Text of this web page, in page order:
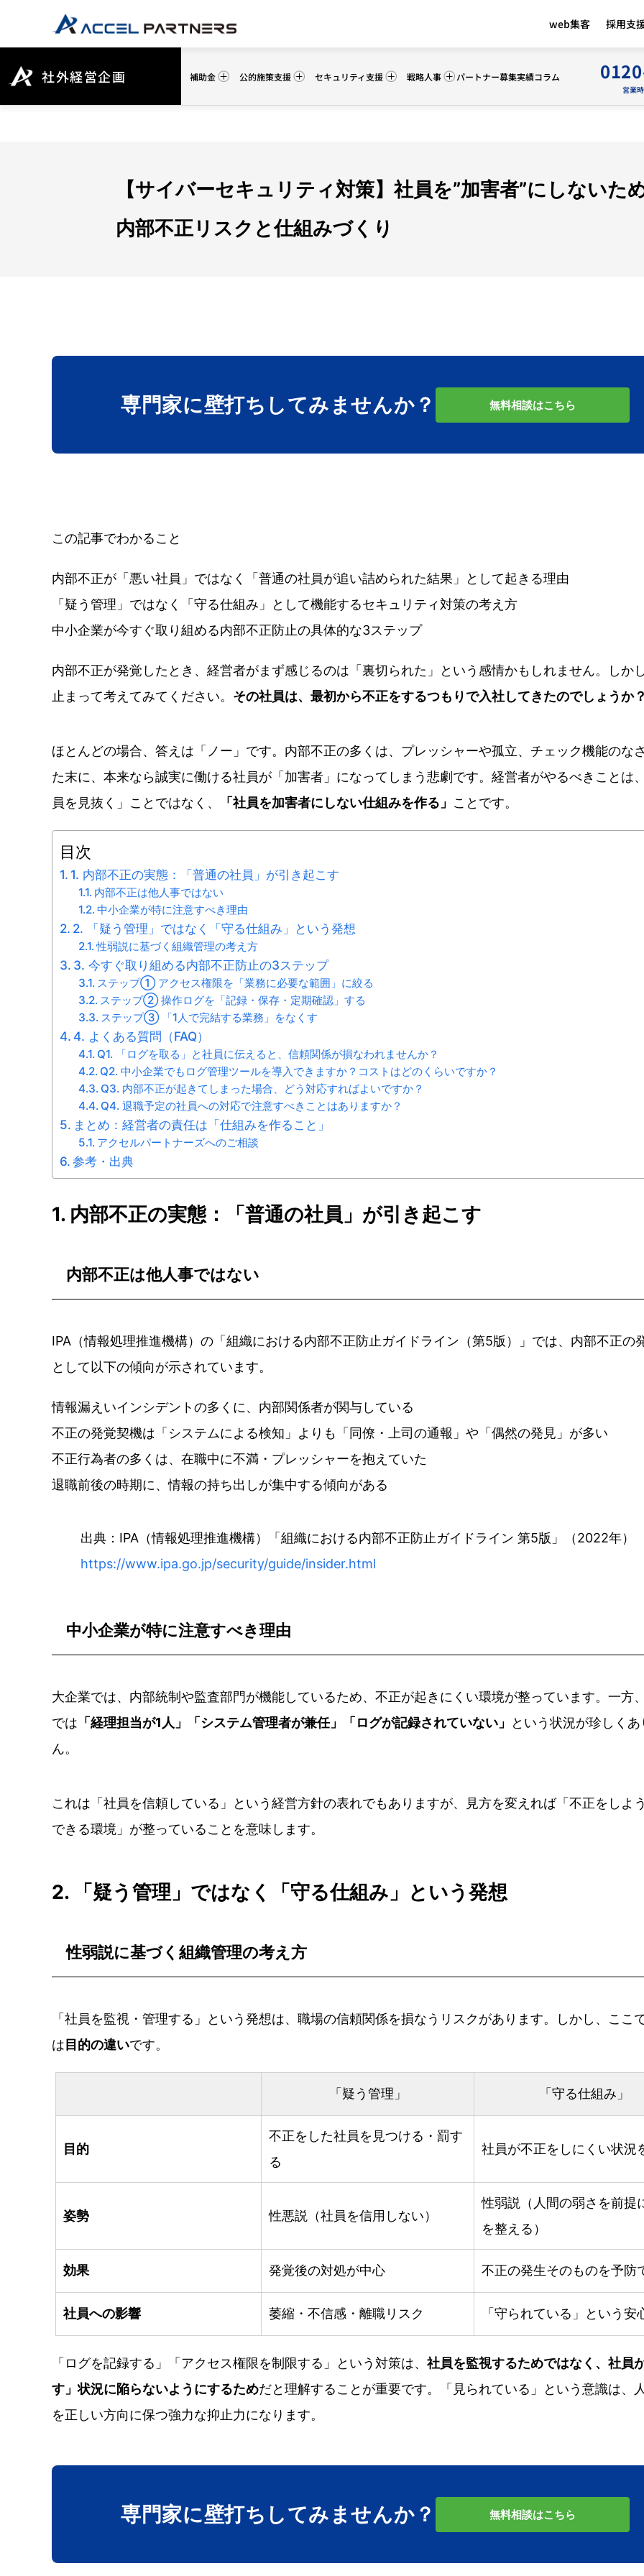
web集客 採用支
社外経営企画 補助金 公的施策支援 セキュリティ支援 戦略人事 パートナー募集実績コラム
営業
【サイバーセキュリティ対策】社員を”加害者”にしないた
内部不正リスクと仕組みづくり
専門家に壁打ち してみませんか？ 無料相談はこちら
この記事でわかること
内部不正が「悪い社員」ではなく「普通の社員が追い詰められた結果」として起きる理由
「疑う管理」ではなく「守る仕組み」として機能するセキュリティ対策の考え方
中小企業が今すぐ取り組める内部不正防止の具体的な3ステップ
内部不正が発覚したとき、経営者がまず感じるのは「裏切られた」という感情かもしれません。しか
止まって考えてみてください。 その社員は、最初から不正をするつもりで入社してきたのでしょうか
ほとんどの場合、答えは「ノー」です。内部不正の多くは、プレッシャーや孤立、チェック機能のな
た末に、本来なら誠実に働ける社員が「加害者」になってしまう悲劇です。経営者がやるべきことは
員を見抜く」ことではなく、
「社員を加害者にしない仕組みを作る」 ことです。
目次
1. 内部不正の実態：「普通の社員」が引き起こす
内部不正は他人事ではない
中小企業が特に注意すべき理由
2. 「疑う管理」ではなく「守る仕組み」という発想
性弱説に基づく組織管理の考え方
3. 今すぐ取り組める内部不正防止の3ステップ
ステップ① アクセス権限を「業務に必要な範囲」に絞る
ステップ② 操作ログを「記録・保存・定期確認」する
ステップ③ 「1人で完結する業務」をなくす
4. よくある質問（FAQ）
Q1. 「ログを取る」と社員に伝えると、信頼関係が損なわれませんか？
Q2. 中小企業でもログ管理ツールを導入できますか？コストはどのくらいですか？
Q3. 内部不正が起きてしまった場合、どう対応すればよいですか？
Q4. 退職予定の社員への対応で注意すべきことはありますか？
まとめ：経営者の責任は「仕組みを作ること」
アクセルパートナーズへのご相談
参考・出典
1. 内部不正の実態：「普通の社員」が引き起こす
内部不正は他人事ではない
IPA（情報処理推進機構）の「組織における内部不正防止ガイドライン（第5版）」では、内部不正の
として以下の傾向が示されています。
情報漏えいインシデントの多くに、内部関係者が関与している
不正の発覚契機は「システムによる検知」よりも「同僚・上司の通報」や「偶然の発見」が多い
不正行為者の多くは、在職中に不満・プレッシャーを抱えていた
退職前後の時期に、情報の持ち出しが集中する傾向がある
出典：IPA（情報処理推進機構）「組織における内部不正防止ガイドライン 第5版」（2022年）
https://www.ipa.go.jp/security/guide/insider.html
中小企業が特に注意すべき理由
大企業では、内部統制や監査部門が機能しているため、不正が起きにくい環境が整っています。一方
では 「経理担当が1人」「システム管理者が兼任」「ログが記録されていない」
という状況が珍しく
ん。
これは「社員を信頼している」という経営方針の表れでもありますが、見方を変えれば「不正をしよ
できる環境」が整っていることを意味します。
2. 「疑う管理」ではなく「守る仕組み」という発想
性弱説に基づく組織管理の考え方
「社員を監視・管理する」という発想は、職場の信頼関係を損なうリスクがあります。しかし、ここ
は 目的の違いです。
「疑う管理」 「守る仕組み」
目的
不正をした社員を見つける・罰す
る
社員が不正をしにくい状況
姿勢 性悪説（社員を信用しない）
性弱説（人間の弱さを前提
を整える）
効果 発覚後の対処が中心 不正の発生そのものを予防
社員への影響 萎縮・不信感・離職リスク 「守られている」という安
「ログを記録する」「アクセス権限を制限する」という対策は、 社員を監視するためではなく、社員
す」状況に陥らないようにするためだと理解することが重要です。「見られている」という意識は、
を正しい方向に保つ強力な抑止力になります。
専門家に壁打ち してみませんか？ 無料相談はこちら